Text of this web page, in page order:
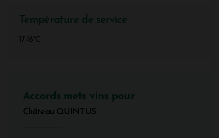
Température de service
17-18°C
Accords mets vins pour
Château QUINTUS